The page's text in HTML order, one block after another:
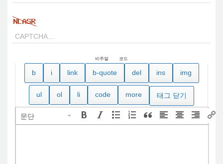
비주얼 코드
문단